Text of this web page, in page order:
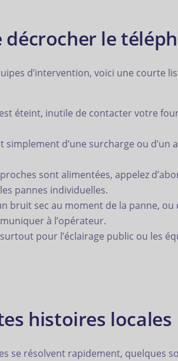
décrocher le
d’intervention, voici une courte
éteint, inutile de contacter votre
simplement d’une surcharge ou d’un
sont alimentées, appelez
pannes individuelles.
bruit sec au moment de la panne,
à l’opérateur.
pour l’éclairage public ou les
histoires locales
se résolvent rapidement, quelques